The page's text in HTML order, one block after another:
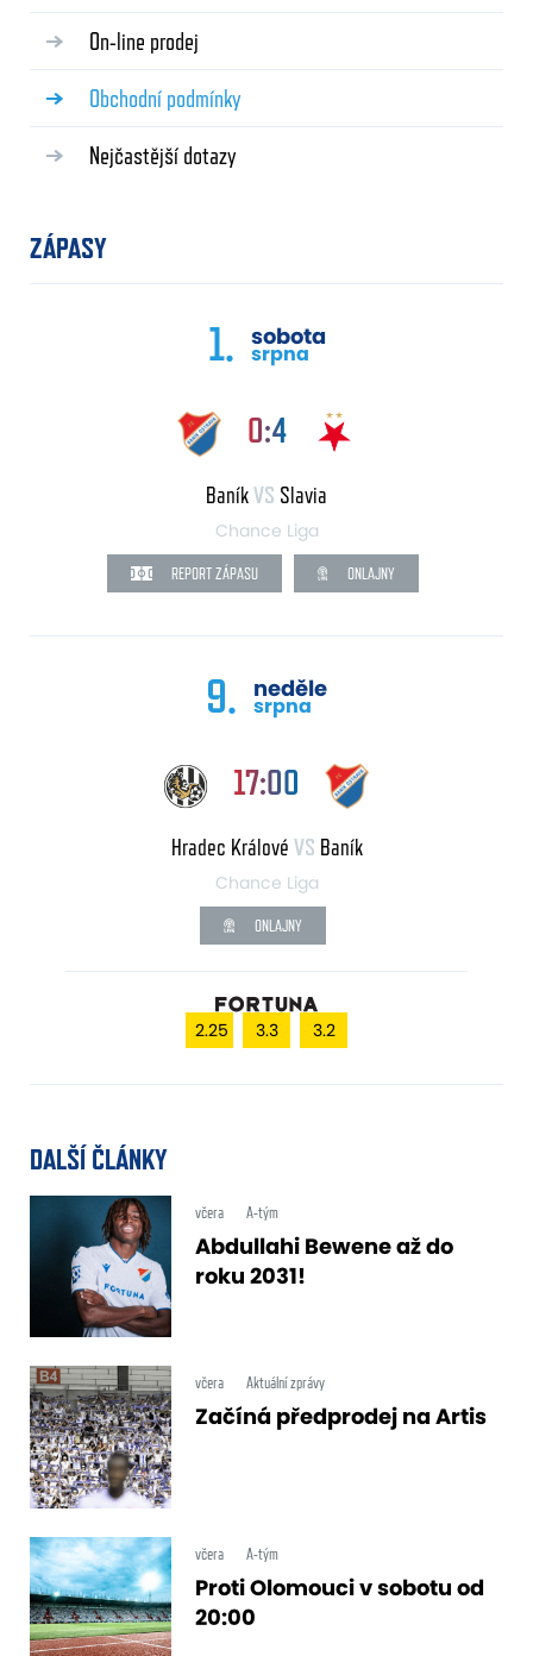
On-line prodej
Obchodní podmínky
Nejčastější dotazy
ZÁPASY
1. sobota
srpna
0:4
BaníkVS Slavia
Chance Liga
REPORT ZÁPASU ONLAJNY
9. neděle
srpna
17:00
Hradec Králové VS Baník
Chance Liga
ONLAJNY
2.25 3.3 3.2
DALŠÍ ČLÁNKY
včera A-tým
Abdullahi Bewene až do
roku 2031!
včera Aktuální zprávy
Začíná předprodej na Artis
včera A-tým
Proti Olomouci v sobotu od
20:00